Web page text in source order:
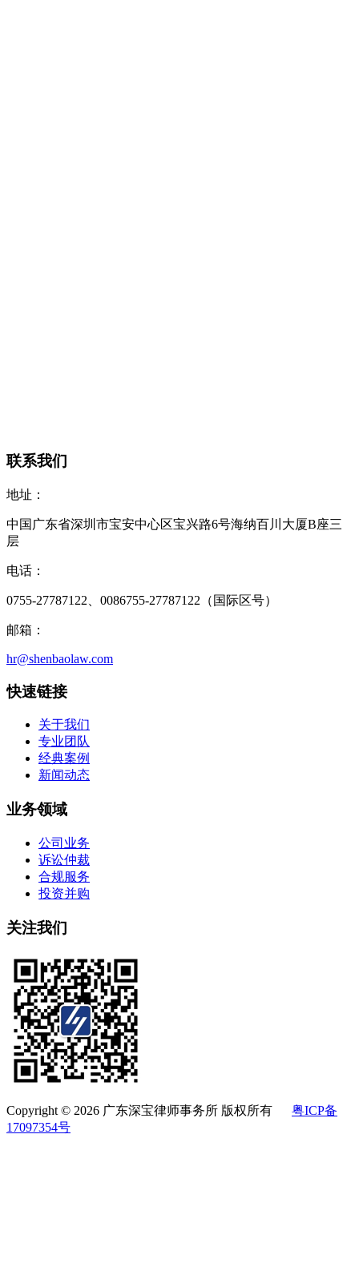
联系我们
地址：
中国广东省深圳市宝安中心区宝兴路6号海纳百川大厦B座三
层
电话：
0755-27787122、0086755-27787122（国际区号）
邮箱：
hr@shenbaolaw.com
快速链接
关于我们
专业团队
经典案例
新闻动态
业务领域
公司业务
诉讼仲裁
合规服务
投资并购
关注我们
Copyright © 2026 广东深宝律师事务所 版权所有 粤ICP备
17097354号